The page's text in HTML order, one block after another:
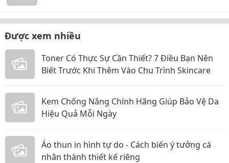
Được xem nhiều
Toner Có Thực Sự Cần Thiết? 7 Điều Bạn Nên
Biết Trước Khi Thêm Vào Chu Trình Skincare
Kem Chống Nắng Chính Hãng Giúp Bảo Vệ Da
Hiệu Quả Mỗi Ngày
Áo thun in hình tự do - Cách biến ý tưởng cá
nhân thành thiết kế riêng